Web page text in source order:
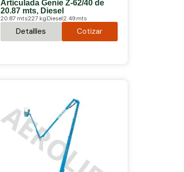
Articulada Genie Z-62/40 de
20.87 mts, Diesel
20.87 mts227 kg Diesel2.49 mts
Detallles Cotizar